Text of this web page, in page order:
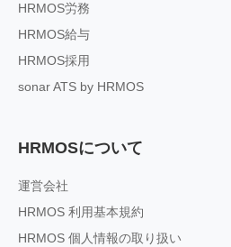
HRMOS労務
HRMOS給与
HRMOS採用
sonar ATS by HRMOS
HRMOSについて
運営会社
HRMOS 利用基本規約
HRMOS 個人情報の取り扱い